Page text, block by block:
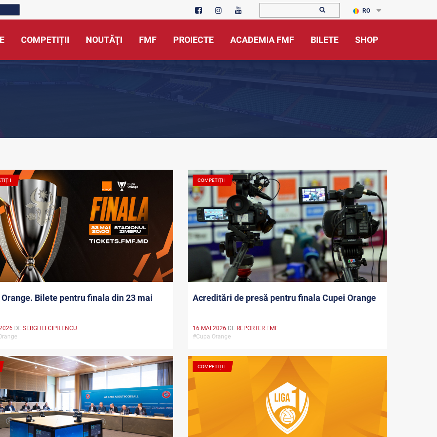
RO
COMPETIȚII NOUTĂŢI FMF PROIECTE ACADEMIA FMF BILETE SHOP
Orange. Bilete pentru finala din 23 mai
DE SERGHEI CIPILENCU
COMPETIȚII
Acreditări de presă pentru finala Cupei Orange
16 MAI 2026 DE REPORTER FMF
#Cupa Orange
COMPETIȚII